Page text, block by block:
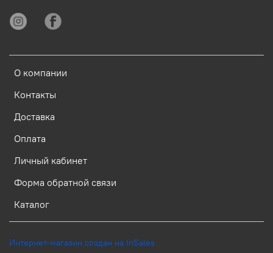
О компании
Контакты
Доставка
Оплата
Личный кабинет
Форма обратной связи
Каталог
Интернет-магазин создан на InSales